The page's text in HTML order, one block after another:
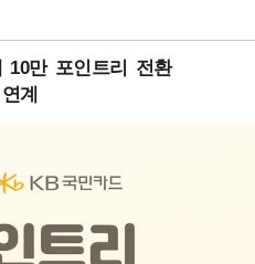
10만 포인트리 전환
계